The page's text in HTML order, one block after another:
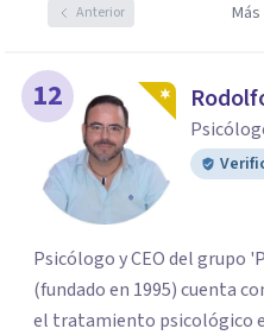
Anterior
12
Psicólogo y CEO del grupo
(fundado en 1995) cuenta
el tratamiento psicológico